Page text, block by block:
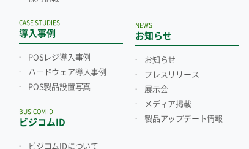
導入事例
CASE STUDIES
POSレジ導入事例
ハードウェア導入事例
POS製品設置写真
ビジコムID
BUSICOM ID
ビジコムIDについて
お知らせ
NEWS
お知らせ
プレスリリース
展示会
メディア掲載
製品アップデート情報